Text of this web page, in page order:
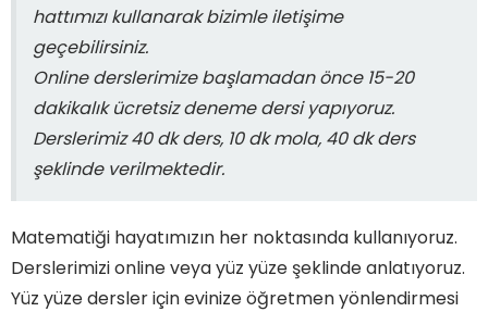
hattımızı kullanarak bizimle iletişime
geçebilirsiniz.
Online derslerimize başlamadan önce 15-20
dakikalık ücretsiz deneme dersi yapıyoruz.
Derslerimiz 40 dk ders, 10 dk mola, 40 dk ders
şeklinde verilmektedir.
Matematiği hayatımızın her noktasında kullanıyoruz.
Derslerimizi online veya yüz yüze şeklinde anlatıyoruz.
Yüz yüze dersler için evinize öğretmen yönlendirmesi